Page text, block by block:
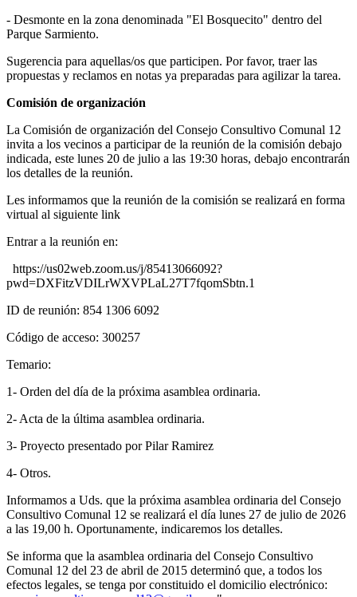
- Desmonte en la zona denominada "El Bosquecito" dentro del
Parque Sarmiento.
Sugerencia para aquellas/os que participen. Por favor, traer las
propuestas y reclamos en notas ya preparadas para agilizar la tarea.
Comisión de organización
La Comisión de organización del Consejo Consultivo Comunal 12
invita a los vecinos a participar de la reunión de la comisión debajo
indicada, este lunes 20 de julio a las 19:30 horas, debajo encontrarán
los detalles de la reunión.
Les informamos que la reunión de la comisión se realizará en forma
virtual al siguiente link
Entrar a la reunión en:
https://us02web.zoom.us/j/85413066092?
pwd=DXFitzVDILrWXVPLaL27T7fqomSbtn.1
ID de reunión: 854 1306 6092
Código de acceso: 300257
Temario:
1- Orden del día de la próxima asamblea ordinaria.
2- Acta de la última asamblea ordinaria.
3- Proyecto presentado por Pilar Ramirez
4- Otros.
Informamos a Uds. que la próxima asamblea ordinaria del Consejo
Consultivo Comunal 12 se realizará el día lunes 27 de julio de 2026
a las 19,00 h. Oportunamente, indicaremos los detalles.
Se informa que la asamblea ordinaria del Consejo Consultivo
Comunal 12 del 23 de abril de 2015 determinó que, a todos los
efectos legales, se tenga por constituido el domicilio electrónico: